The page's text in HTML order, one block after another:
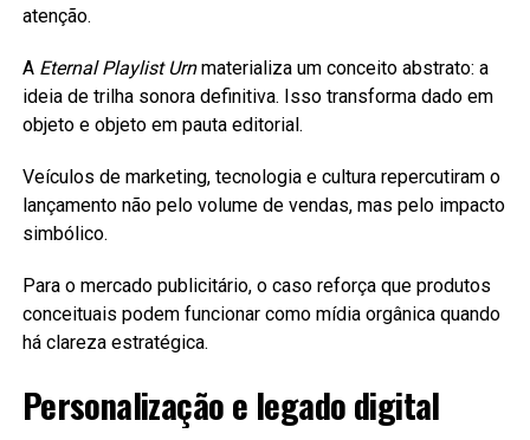
atenção.
A Eternal Playlist Urnmaterializa um conceito abstrato: a
ideia de trilha sonora definitiva. Isso transforma dado em
objeto e objeto em pauta editorial.
Veículos de marketing, tecnologia e cultura repercutiram o
lançamento não pelo volume de vendas, mas pelo impacto
simbólico.
Para o mercado publicitário, o caso reforça que produtos
conceituais podem funcionar como mídia orgânica quando
há clareza estratégica.
Personalização e legado digital